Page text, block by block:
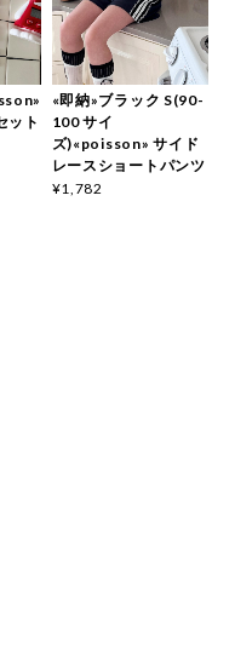
ット
«即納»ブラック S(90-
100 サイ
ズ)«poisson» サイド
レースショートパンツ
¥1,782